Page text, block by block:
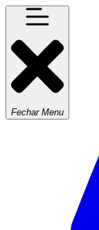
Fechar Menu